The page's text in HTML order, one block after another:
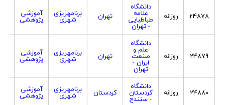
24878 روزانه
دانشگاه
علامه
طباطبایی
- تهران
تهران برنامهریزی
شهری
آموزشی
پژوهشی
24879 روزانه
دانشگاه
علم و
صنعت
ایران -
تهران
تهران برنامهریزی
شهری
آموزشی
پژوهشی
24880 روزانه
دانشگاه
کردستان
- سنندج
کردستان برنامهریزی
شهری
آموزشی
پژوهشی